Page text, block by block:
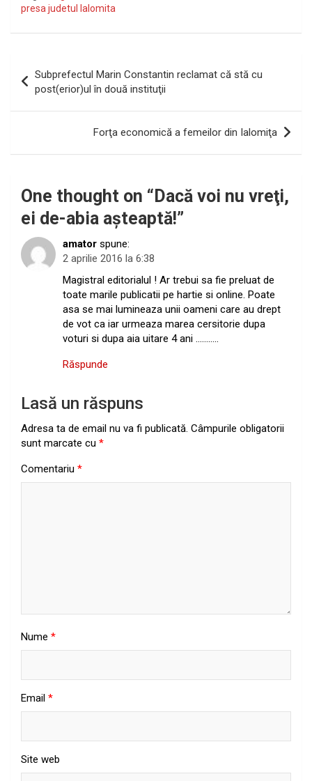
presa judetul Ialomita
în
articole
Subprefectul Marin Constantin reclamat că stă cu
post(erior)ul în două instituţii
Forţa economică a femeilor din Ialomiţa
One thought on “ Dacă voi nu vreţi,
ei de-abia aşteaptă!”
amator spune:
2 aprilie 2016 la 6:38
Magistral editorialul ! Ar trebui sa fie preluat de
toate marile publicatii pe hartie si online. Poate
asa se mai lumineaza unii oameni care au drept
de vot ca iar urmeaza marea cersitorie dupa
voturi si dupa aia uitare 4 ani ………..
Răspunde
Lasă un răspuns
Adresa ta de email nu va fi publicată. Câmpurile obligatorii
sunt marcate cu *
Comentariu *
Nume *
Email *
Site web